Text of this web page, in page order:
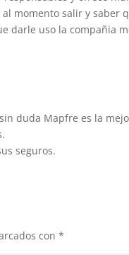
momento salir y saber
darle uso la compañia
duda Mapfre es la
seguros.
con *